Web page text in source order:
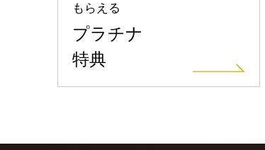
もらえる
プラチナ
特典